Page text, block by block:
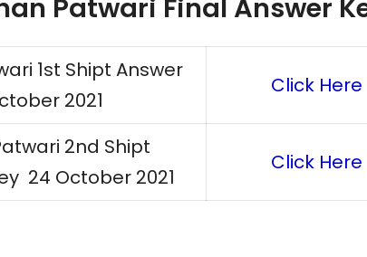
Patwari Final Answer
1st Shipt Answer
2021
Click Here
2nd Shipt
24 October 2021
Click Here